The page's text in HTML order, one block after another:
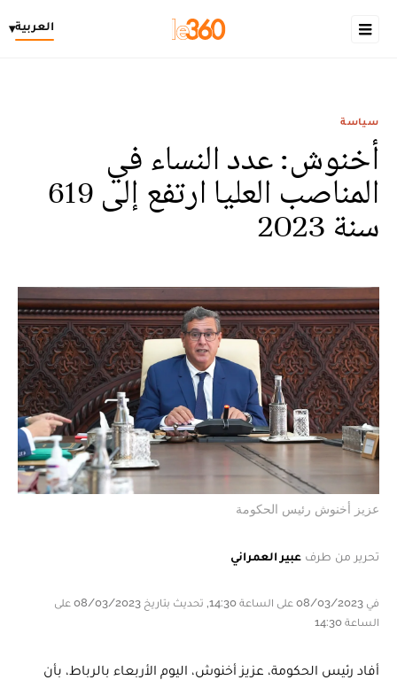
العربية▾
سياسة
أخنوش: عدد النساء في
المناصب العليا ارتفع إلى 619
سنة 2023
عزيز أخنوش رئيس الحكومة
تحرير من طرف عبير العمراني
في 08/03/2023 على الساعة 14:30, تحديث بتاريخ 08/03/2023 على
الساعة 14:30
أفاد رئيس الحكومة، عزيز أخنوش، اليوم الأربعاء بالرباط، بأن